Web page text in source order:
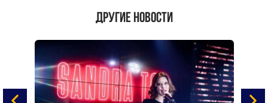
Другие новости